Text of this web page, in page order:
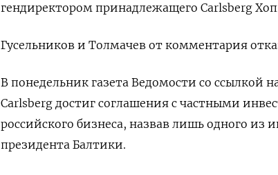
гендиректором принадлежащего Carlsberg
Гусельников и Толмачев от комментария
В понедельник газета Ведомости со ссылкой
Carlsberg достиг соглашения с частными
российского бизнеса, назвав лишь одного из
президента Балтики.